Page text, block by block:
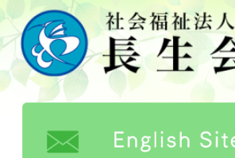
ホーム
長生会について
理事長あいさつ